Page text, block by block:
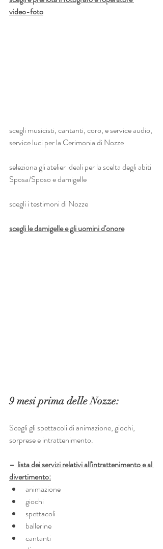
video-foto
scegli musicisti, cantanti, coro, e service audio,
service luci per la Cerimonia di Nozze
seleziona gli atelier ideali per la scelta degli abiti
Sposa/Sposo e damigelle
scegli i testimoni di Nozze
scegli le damigelle e gli uomini d'onore
9 mesi prima delle Nozze:
Scegli gli spettacoli di animazione, giochi,
sorprese e intrattenimento.
– lista dei servizi relativi all'intrattenimento e al
divertimento:
animazione
giochi
spettacoli
ballerine
cantanti